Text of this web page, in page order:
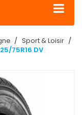
Sport & Loisir
75R16 DV